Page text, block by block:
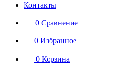
Контакты
0 Сравнение
0 Избранное
0 Корзина